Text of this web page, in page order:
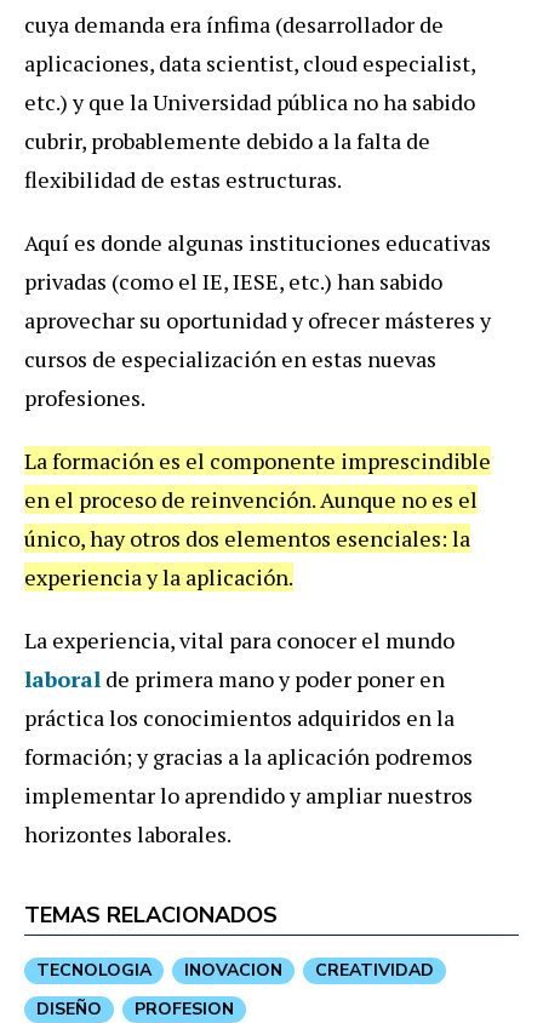
cuya demanda era ínfima (desarrollador de
aplicaciones, data scientist, cloud especialist,
etc.) y que la Universidad pública no ha sabido
cubrir, probablemente debido a la falta de
flexibilidad de estas estructuras.
Aquí es donde algunas instituciones educativas
privadas (como el IE, IESE, etc.) han sabido
aprovechar su oportunidad y ofrecer másteres y
cursos de especialización en estas nuevas
profesiones.
La formación es el componente imprescindible
en el proceso de reinvención. Aunque no es el
único, hay otros dos elementos esenciales: la
experiencia y la aplicación.
La experiencia, vital para conocer el mundo
laboral de primera mano y poder poner en
práctica los conocimientos adquiridos en la
formación; y gracias a la aplicación podremos
implementar lo aprendido y ampliar nuestros
horizontes laborales.
TEMAS RELACIONADOS
TECNOLOGIA INOVACION
CREATIVIDAD
DISEÑO
PROFESION